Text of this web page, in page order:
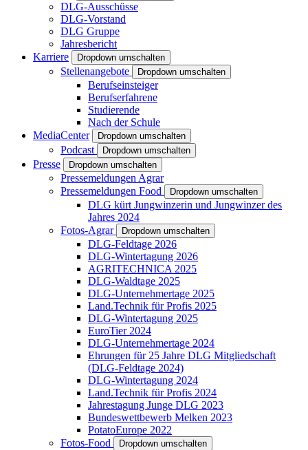
DLG-Ausschüsse
DLG-Vorstand
DLG Gruppe
Jahresbericht
Karriere
Dropdown umschalten
Stellenangebote Dropdown umschalten
Berufseinsteiger
Berufserfahrene
Studierende
Nach der Schule
MediaCenter
Dropdown umschalten
Podcast Dropdown umschalten
Presse Dropdown umschalten
Pressemeldungen Agrar
Pressemeldungen Food
Dropdown umschalten
DLG kürt Jungwinzerin und Jungwinzer des
Jahres 2024
Fotos-Agrar
Dropdown umschalten
DLG-Feldtage 2026
DLG-Wintertagung 2026
AGRITECHNICA 2025
DLG-Waldtage 2025
DLG-Unternehmertage 2025
Land.Technik für Profis 2025
DLG-Wintertagung 2025
EuroTier 2024
DLG-Unternehmertage 2024
Ehrungen für 25 Jahre DLG Mitgliedschaft
(DLG-Feldtage 2024)
DLG-Wintertagung 2024
Land.Technik für Profis 2024
Jahrestagung Junge DLG 2023
Bundeswettbewerb Melken 2023
PotatoEurope 2022
Fotos-Food
Dropdown umschalten